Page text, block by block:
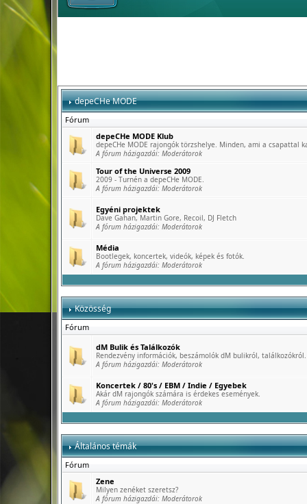
depeCHe MODE
Fórum
depeCHe MODE Klub
depeCHe MODE rajongók törzshelye. Minden, ami a csapattal
A fórum házigazdái: Moderátorok
Tour of the Universe 2009
2009 - Turnén a depeCHe MODE.
A fórum házigazdái: Moderátorok
Egyéni projektek
Dave Gahan, Martin Gore, Recoil, DJ Fletch
A fórum házigazdái: Moderátorok
Média
Bootlegek, koncertek, videók, képek és fotók.
A fórum házigazdái: Moderátorok
Közösség
Fórum
dM Bulik és Találkozók
Rendezvény információk, beszámolók dM bulikról, találkozókról.
A fórum házigazdái: Moderátorok
Koncertek / 80's / EBM / Indie / Egyebek
Akár dM rajongók számára is érdekes események.
A fórum házigazdái: Moderátorok
Általános témák
Fórum
Zene
Milyen zenéket szeretsz?
A fórum házigazdái: Moderátorok